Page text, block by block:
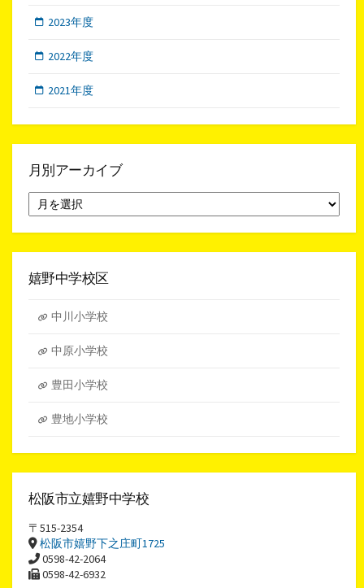
2023年度
2022年度
2021年度
月別アーカイブ
別
ア
イ
嬉野中学校区
中川小学校
中原小学校
豊田小学校
豊地小学校
松阪市立嬉野中学校
〒515-2354
松阪市嬉野下之庄町1725
0598-42-2064
0598-42-6932